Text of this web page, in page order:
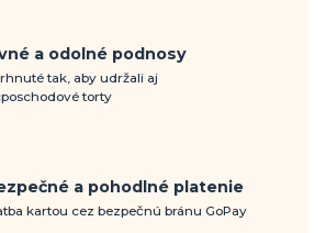
a odolné podnosy
tak, aby udržali aj
torty
a pohodlné platenie
kartou cez bezpečnú bránu GoPay